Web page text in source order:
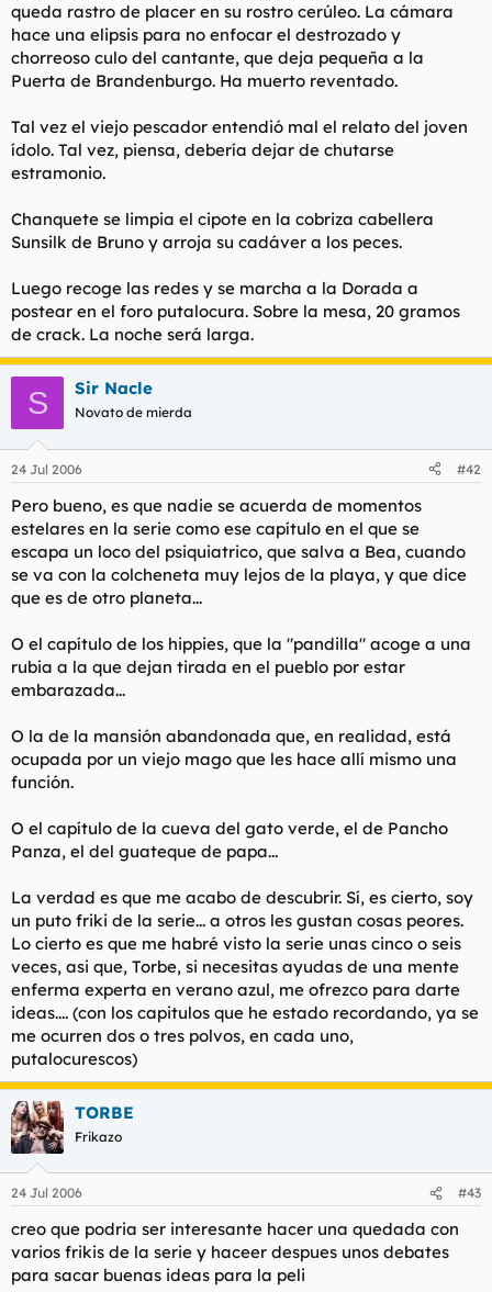
queda rastro de placer en su rostro cerúleo. La cámara
hace una elipsis para no enfocar el destrozado y
chorreoso culo del cantante, que deja pequeña a la
Puerta de Brandenburgo. Ha muerto reventado.
Tal vez el viejo pescador entendió mal el relato del joven
ídolo. Tal vez, piensa, debería dejar de chutarse
estramonio.
Chanquete se limpia el cipote en la cobriza cabellera
Sunsilk de Bruno y arroja su cadáver a los peces.
Luego recoge las redes y se marcha a la Dorada a
postear en el foro putalocura. Sobre la mesa, 20 gramos
de crack. La noche será larga.
S Sir Nacle
Novato de mierda
24 Jul 2006 #42
Pero bueno, es que nadie se acuerda de momentos
estelares en la serie como ese capítulo en el que se
escapa un loco del psiquiatrico, que salva a Bea, cuando
se va con la colcheneta muy lejos de la playa, y que dice
que es de otro planeta...
O el capítulo de los hippies, que la "pandilla" acoge a una
rubia a la que dejan tirada en el pueblo por estar
embarazada...
O la de la mansión abandonada que, en realidad, está
ocupada por un viejo mago que les hace allí mismo una
función.
O el capítulo de la cueva del gato verde, el de Pancho
Panza, el del guateque de papa...
La verdad es que me acabo de descubrir. Sí, es cierto, soy
un puto friki de la serie... a otros les gustan cosas peores.
Lo cierto es que me habré visto la serie unas cinco o seis
veces, asi que, Torbe, si necesitas ayudas de una mente
enferma experta en verano azul, me ofrezco para darte
ideas.... (con los capitulos que he estado recordando, ya se
me ocurren dos o tres polvos, en cada uno,
putalocurescos)
TORBE
Frikazo
24 Jul 2006 #43
creo que podria ser interesante hacer una quedada con
varios frikis de la serie y haceer despues unos debates
para sacar buenas ideas para la peli